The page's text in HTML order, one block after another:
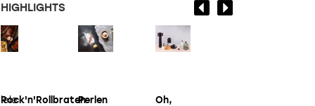
HIGHLIGHTS
Rock'n'RollbratenPerlen
Oh,